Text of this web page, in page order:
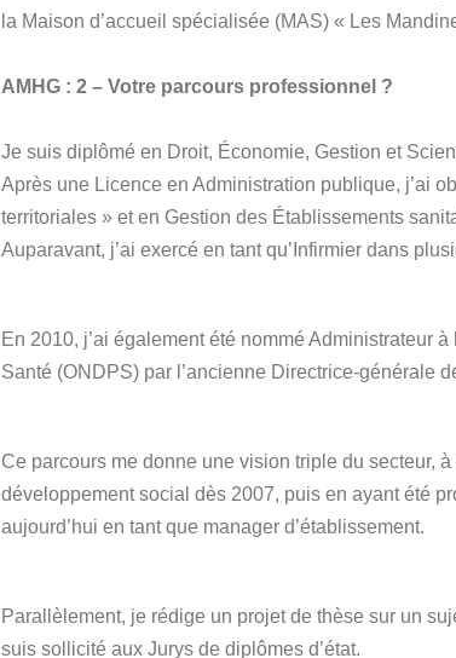
la Maison d’accueil spécialisée (MAS) « Les
AMHG : 2 – Votre parcours professionnel ?
Je suis diplômé en Droit, Économie, Gestion et
Après une Licence en Administration publique, j’ai
territoriales » et en Gestion des Établissements
Auparavant, j’ai exercé en tant qu’Infirmier dans
En 2010, j’ai également été nommé Administrateur
Santé (ONDPS) par l’ancienne Directrice-générale
Ce parcours me donne une vision triple du secteur,
développement social dès 2007, puis en ayant été
aujourd’hui en tant que manager d’établissement.
Parallèlement, je rédige un projet de thèse sur un
suis sollicité aux Jurys de diplômes d’état.